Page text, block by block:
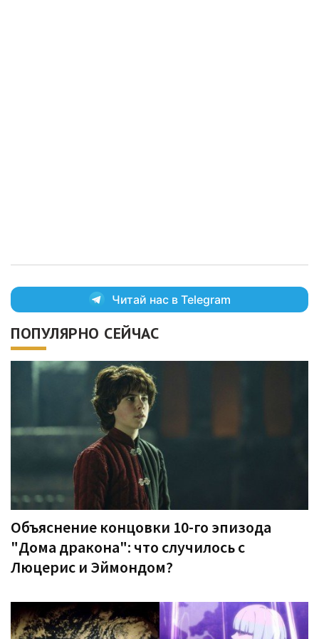
Читай нас в Telegram
ПОПУЛЯРНО СЕЙЧАС
Объяснение концовки 10-го эпизода
"Дома дракона": что случилось с
Люцерис и Эймондом?